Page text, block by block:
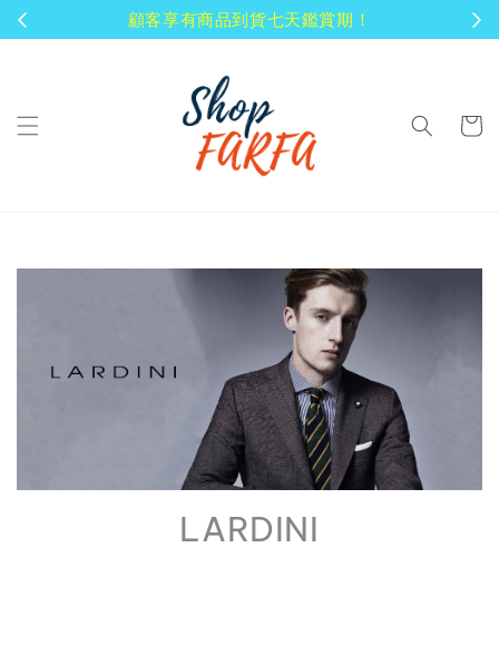
顧客享有商品到貨七天鑑賞期！
LARDINI